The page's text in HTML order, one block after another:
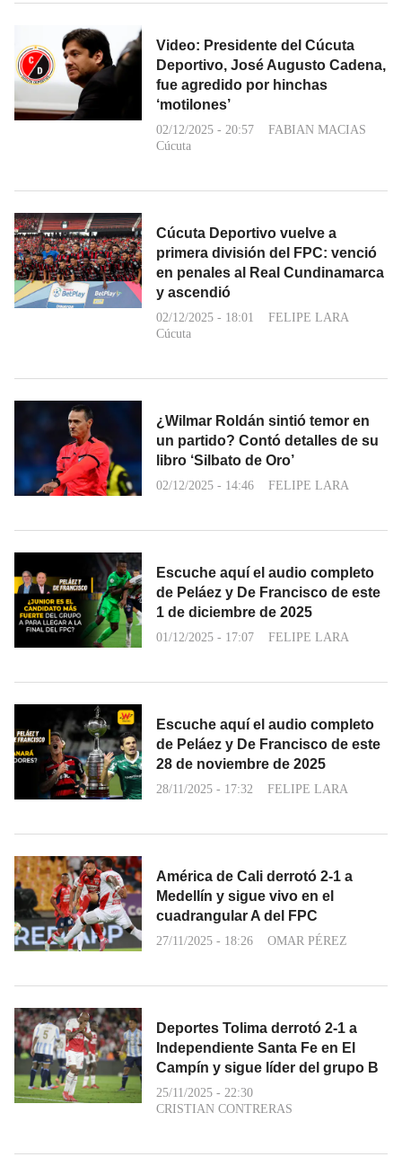
Video: Presidente del Cúcuta
Deportivo, José Augusto Cadena,
fue agredido por hinchas
‘motilones’
02/12/2025 - 20:57
FABIAN MACIAS
Cúcuta
Cúcuta Deportivo vuelve a
primera división del FPC: venció
en penales al Real Cundinamarca
y ascendió
02/12/2025 - 18:01
FELIPE LARA
Cúcuta
¿Wilmar Roldán sintió temor en
un partido? Contó detalles de su
libro ‘Silbato de Oro’
02/12/2025 - 14:46 FELIPE LARA
Escuche aquí el audio completo
de Peláez y De Francisco de este
1 de diciembre de 2025
01/12/2025 - 17:07 FELIPE LARA
Escuche aquí el audio completo
de Peláez y De Francisco de este
28 de noviembre de 2025
28/11/2025 - 17:32 FELIPE LARA
América de Cali derrotó 2-1 a
Medellín y sigue vivo en el
cuadrangular A del FPC
27/11/2025 - 18:26 OMAR PÉREZ
Deportes Tolima derrotó 2-1 a
Independiente Santa Fe en El
Campín y sigue líder del grupo B
25/11/2025 - 22:30
CRISTIAN CONTRERAS